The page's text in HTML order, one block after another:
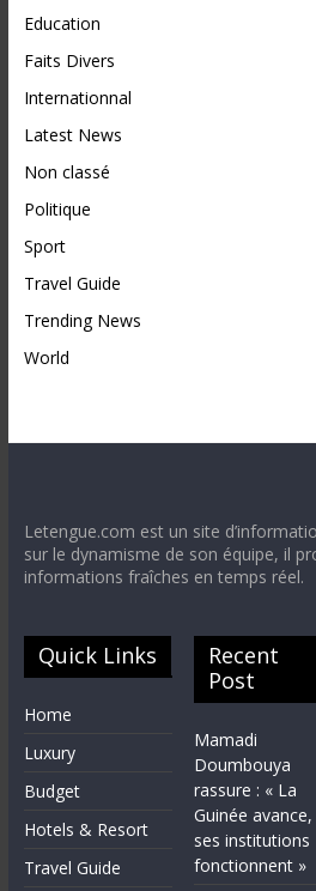
Education
Faits Divers
Internationnal
Latest News
Non classé
Politique
Sport
Travel Guide
Trending News
World
Letengue.com est un site
sur le dynamisme de son équipe, il
informations fraîches en temps réel.
Quick Links
Home
Luxury
Budget
Hotels & Resort
Travel Guide
Recent
Post
Mamadi
Doumbouya
rassure : « La
Guinée avance,
ses institutions
fonctionnent »